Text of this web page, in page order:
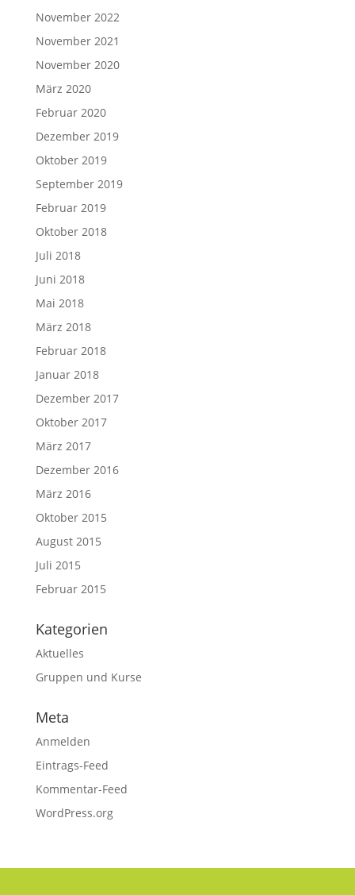
November 2022
November 2021
November 2020
März 2020
Februar 2020
Dezember 2019
Oktober 2019
September 2019
Februar 2019
Oktober 2018
Juli 2018
Juni 2018
Mai 2018
März 2018
Februar 2018
Januar 2018
Dezember 2017
Oktober 2017
März 2017
Dezember 2016
März 2016
Oktober 2015
August 2015
Juli 2015
Februar 2015
Kategorien
Aktuelles
Gruppen und Kurse
Meta
Anmelden
Eintrags-Feed
Kommentar-Feed
WordPress.org